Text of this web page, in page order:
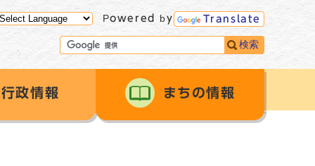
Powered by Translate
検索
行政情報 まちの情報